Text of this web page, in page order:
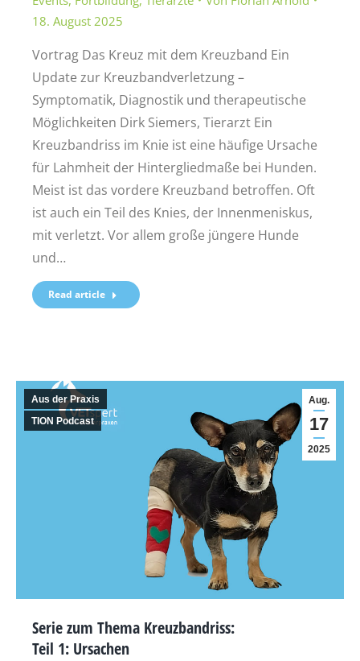
18. August 2025
Vortrag Das Kreuz mit dem Kreuzband Ein
Update zur Kreuzbandverletzung –
Symptomatik, Diagnostik und therapeutische
Möglichkeiten Dirk Siemers, Tierarzt Ein
Kreuzbandriss im Knie ist eine häufige Ursache
für Lahmheit der Hintergliedmaße bei Hunden.
Meist ist das vordere Kreuzband betroffen. Oft
ist auch ein Teil des Knies, der Innenmeniskus,
mit verletzt. Vor allem große jüngere Hunde
und…
Read article
Aug.
17
2025
Aus der Praxis
TION Podcast
Serie zum Thema Kreuzbandriss:
Teil 1: Ursachen